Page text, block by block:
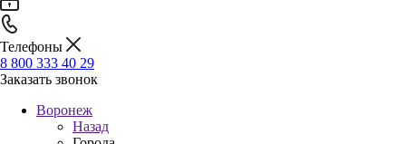
Телефоны
8 800 333 40 29
Заказать звонок
Воронеж
Назад